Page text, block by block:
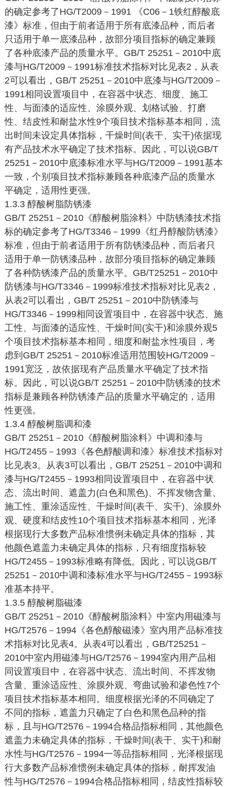
的确定参考了HG/T2009－1991 《C06－1铁红醇酸底
漆》标准，但由于前者适用于所有底漆品种，而后者
只适用于单一底漆品种，故部分项目指标的确定兼顾
了各种底漆产品的质量水平。GB/T 25251－2010中底
漆与HG/T2009－1991标准技术指标对比见表2，从表
2可以看出，GB/T 25251－2010中底漆与HG/T2009－
1991相同设置项目中，在容器中状态、细度、施工
性、与面漆的适应性、涂膜外观、划格试验、打磨
性、结皮性和耐盐水性9个项目技术指标基本相同，流
出时间未设定具体指标，干燥时间(表干、实干)依据现
有产品技术水平确定了技术指标。因此，可以说GB/T
25251－2010中底漆标准水平与HG/T2009－1991基本
一致，个别项目技术指标兼顾各种底漆产品的质量水
平确定，适用性更强。
1.3.3 醇酸树脂防锈漆
GB/T 25251－2010《醇酸树脂涂料》中防锈漆技术指
标的确定参考了HG/T3346－1999《红丹醇酸防锈漆》
标准，但由于前者适用于所有防锈漆品种，而后者只
适用于单一防锈漆品种，故部分项目指标的确定兼顾
了各种防锈漆产品的质量水平。GB/T25251－2010中
防锈漆与HG/T3346－1999标准技术指标对比见表2，
从表2可以看出，GB/T 25251－2010中防锈漆与
HG/T3346－1999相同设置项目中，在容器中状态、施
工性、与面漆的适应性、干燥时间(实干)和涂膜外观5
个项目技术指标基本相同，细度和耐盐水性项目，考
虑到GB/T 25251－2010标准适用范围较HG/T2009－
1991宽泛，故依据现有产品质量水平确定了技术指
标。因此，可以说GB/T 25251－2010中防锈漆的技术
指标是兼顾各种防锈漆产品的质量水平确定的，适用
性更强。
1.3.4 醇酸树脂调和漆
GB/T 25251－2010《醇酸树脂涂料》中调和漆与
HG/T2455－1993《各色醇酸调和漆》标准技术指标对
比见表3。从表3可以看出，GB/T 25251－2010中调和
漆与HG/T2455－1993相同设置项目中，在容器中状
态、流出时间、遮盖力(白色和黑色)、不挥发物含量、
施工性、重涂适应性、干燥时间(表干、实干)、涂膜外
观、硬度和结皮性10个项目技术指标基本相同，光泽
根据现行大多数产品标准惯例未确定具体的指标，其
他颜色遮盖力未确定具体的指标，只有细度指标较
HG/T2455－1993标准略有降低。因此，可以说GB/T
25251－2010中调和漆标准水平与HG/T2455－1993标
准基本持平。
1.3.5 醇酸树脂磁漆
GB/T 25251－2010《醇酸树脂涂料》中室内用磁漆与
HG/T2576－1994《各色醇酸磁漆》室内用产品标准技
术指标对比见表4。从表4可以看出，GB/T25251－
2010中室内用磁漆与HG/T2576－1994室内用产品相
同设置项目中，在容器中状态、流出时间、不挥发物
含量、重涂适应性、涂膜外观、弯曲试验和渗色性7个
项目技术指标基本相同。细度根据光泽的不同确定了
不同的指标，遮盖力只确定了白色和黑色品种的指
标，且与HG/T2576－1994合格品指标相同，其他颜色
遮盖力未确定具体的指标，干燥时间(表干、实干)和耐
水性与HG/T2576－1994一等品指标相同，光泽根据现
行大多数产品标准惯例未确定具体的指标，耐挥发油
性与HG/T2576－1994合格品指标相同，结皮性指标较